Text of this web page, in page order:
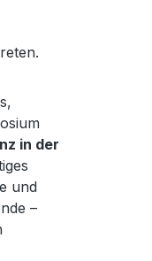
in der
und
–